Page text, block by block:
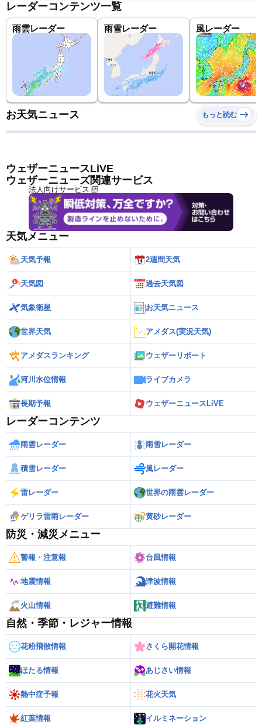
レーダーコンテンツ一覧
雨雲レーダー 雨雪レーダー 風レーダー
お天気ニュース もっと読む
ウェザーニュースLiVE
ウェザーニューズ関連サービス
法人向けサービス
天気メニュー
天気予報 2週間天気
天気図 過去天気図
気象衛星 お天気ニュース
世界天気 アメダス(実況天気)
アメダスランキング ウェザーリポート
河川水位情報 ライブカメラ
長期予報 ウェザーニュースLiVE
レーダーコンテンツ
雨雲レーダー 雨雪レーダー
積雪レーダー 風レーダー
雷レーダー 世界の雨雲レーダー
ゲリラ雷雨レーダー 黄砂レーダー
防災・減災メニュー
警報・注意報 台風情報
地震情報 津波情報
火山情報 避難情報
自然・季節・レジャー情報
花粉飛散情報 さくら開花情報
ほたる情報 あじさい情報
熱中症予報 花火天気
紅葉情報 イルミネーション